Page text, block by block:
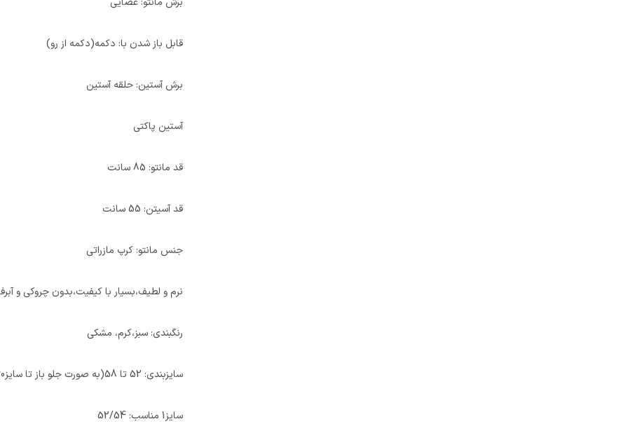
قابل باز شدن با: دکمه(دکمه از رو)
برش آستین: حلقه آستین
آستین پاکتی
قد مانتو: 85 سانت
قد آسیتن: 55 سانت
جنس مانتو: کرپ مازراتی
نرم و لطیف،بسیار با کیفیت،بدون چروکی و
رنگبندی: سبز،کرم، مشکی
سایزبندی: 52 تا 58(به صورت جلو باز تا سایز60)
سایز1 مناسب: 52/54